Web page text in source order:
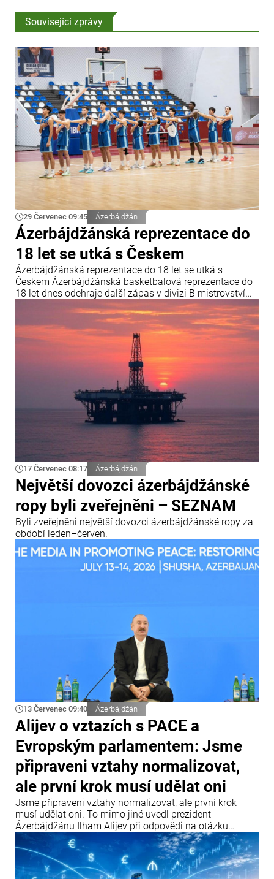
Související zprávy
29 Červenec 09:45 Ázerbájdžán
Ázerbájdžánská reprezentace do
18 let se utká s Českem
Ázerbájdžánská reprezentace do 18 let se utká s
Českem Ázerbájdžánská basketbalová reprezentace do
18 let dnes odehraje další zápas v divizi B mistrovství
Evropy FIBA. V závěrečném kole skupiny B se
ázerbájdžánský tým utká s reprezentací České republiky.
Utkání se odehraje v chorvatské Opatiji a začne ve 18:00
středoevropského letního času.
17 Červenec 08:17 Ázerbájdžán
Největší dovozci ázerbájdžánské
ropy byli zveřejněni – SEZNAM
Byli zveřejněni největší dovozci ázerbájdžánské ropy za
období leden–červen.
13 Červenec 09:40 Ázerbájdžán
Alijev o vztazích s PACE a
Evropským parlamentem: Jsme
připraveni vztahy normalizovat,
ale první krok musí udělat oni
Jsme připraveni vztahy normalizovat, ale první krok
musí udělat oni. To mimo jiné uvedl prezident
Ázerbájdžánu Ilham Alijev při odpovědi na otázku
týkající se vztahů Ázerbájdžánu s Parlamentním
shromážděním Rady Evropy (PACE) a Evropským
parlamentem během setkání s účastníky IV. Šušského
globálního mediálního fóra.